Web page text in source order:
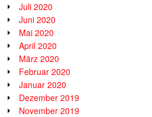
Juli 2020
Juni 2020
Mai 2020
April 2020
März 2020
Februar 2020
Januar 2020
Dezember 2019
November 2019